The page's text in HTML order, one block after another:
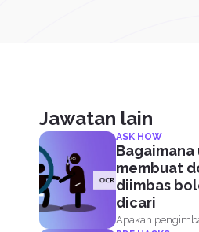
Jawatan lain
ASK HOW
Bagaimana
membuat
diimbas
dicari
Apakah